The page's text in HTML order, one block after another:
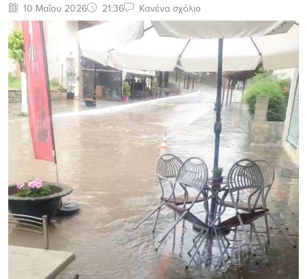
10 Μαΐου 2026 21:36 Κανένα σχόλιο